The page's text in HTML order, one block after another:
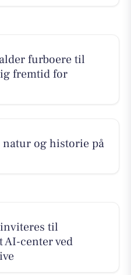
furboere til
fremtid for
og historie på
til
AI-center ved